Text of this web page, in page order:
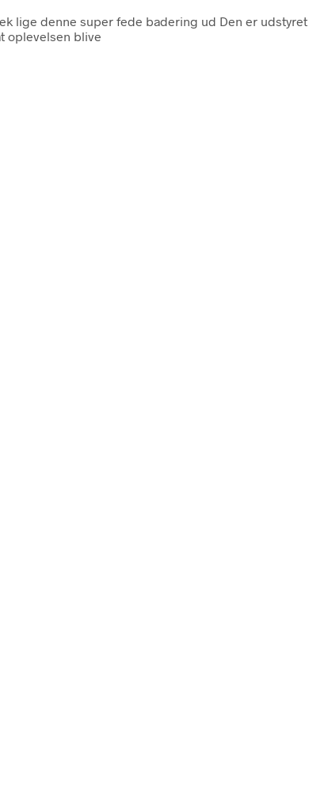
lige denne super fede badering ud Den er udstyret
oplevelsen blive